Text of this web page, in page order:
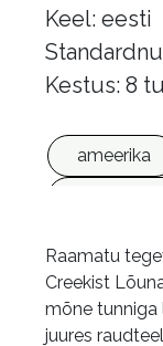
Keel: eesti
Kestus: 8
ameerika
Raamatu
Creekist
mõne tunniga
juures